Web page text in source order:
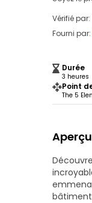
Vérifié par:
Fourni par:
Durée
3 heures
Point
The 5
Aperçu